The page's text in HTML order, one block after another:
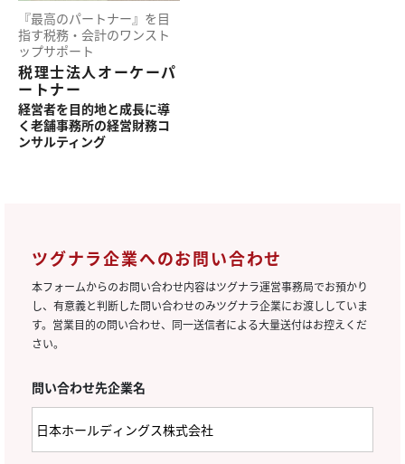
『最高のパートナー』を 目
指す税務・会計のワンスト
ップサポート
税理士法人オーケーパ
ートナー
経営者を目的地と成長に導
く 老舗事務所の経営財務コ
ンサルティング
ツグナラ企業へのお問い合わせ
本フォームからのお問い合わせ内容はツグナラ運営事務局でお預かり
し、有意義と判断した問い合わせのみツグナラ企業にお渡ししていま
す。営業目的の問い合わせ、同一送信者による大量送付はお控えくだ
さい。
問い合わせ先企業名